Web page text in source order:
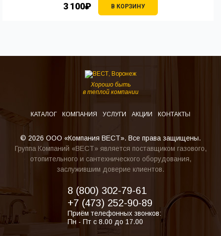
3 100₽ В КОРЗИНУ
Хорошо быть
в теплой компании
КАТАЛОГ КОМПАНИЯ УСЛУГИ АКЦИИ КОНТАКТЫ
© 2026 ООО «Компания ВЕСТ». Все права защищены.
Группа Компаний «ВЕСТ» является поставщиком газового,
отопительного и сантехнического оборудования,
заслужившим доверие клиентов.
8 (800) 302-79-61
+7 (473) 252-90-89
Приём телефонных звонков:
Пн - Пт с 8.00 до 17.00